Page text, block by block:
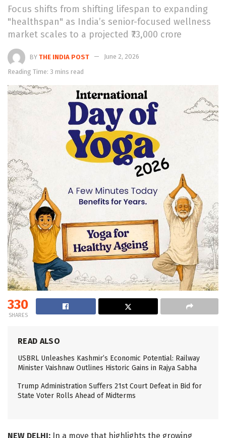
Focus shifts from shifting lifespan to expanding
"healthspan" as India’s senior-focused wellness
market scales to a projected ₹73,000 crore
BY THE INDIA POST
June 2, 2026
Reading Time: 3 mins read
330
SHARES
READ ALSO
USBRL Unleashes Kashmir’s Economic Potential: Railway
Minister Vaishnaw Outlines Historic Gains in Rajya Sabha
Trump Administration Suffers 21st Court Defeat in Bid for
State Voter Rolls Ahead of Midterms
NEW DELHI: In a move that highlights the growing